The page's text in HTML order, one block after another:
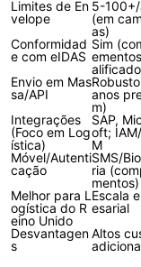
Limites de En
velope
5-
(em
as)
Conformidad
e com eIDAS
Sim
Envio em Mas
sa/API
anos
m)
Integrações
(Foco em Log
ística)
SAP,
oft; IAM/
M
Móvel/Autenti
cação
SMS/
ria
mentos)
Melhor para L
ogística do R
eino Unido
Escala
esarial
Desvantagen
s
Altos